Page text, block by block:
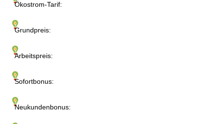
Ökostrom-Tarif:
Grundpreis:
Arbeitspreis:
Sofortbonus:
Neukundenbonus: